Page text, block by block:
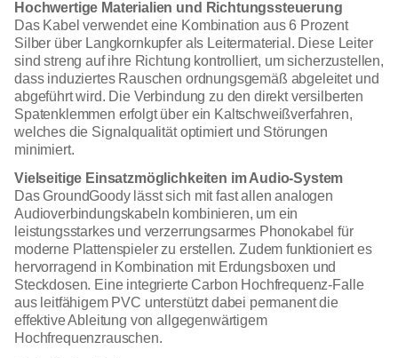
Hochwertige Materialien und Richtungssteuerung
Das Kabel verwendet eine Kombination aus 6 Prozent
Silber über Langkornkupfer als Leitermaterial. Diese Leiter
sind streng auf ihre Richtung kontrolliert, um sicherzustellen,
dass induziertes Rauschen ordnungsgemäß abgeleitet und
abgeführt wird. Die Verbindung zu den direkt versilberten
Spatenklemmen erfolgt über ein Kaltschweißverfahren,
welches die Signalqualität optimiert und Störungen
minimiert.
Vielseitige Einsatzmöglichkeiten im Audio-System
Das GroundGoody lässt sich mit fast allen analogen
Audioverbindungskabeln kombinieren, um ein
leistungsstarkes und verzerrungsarmes Phonokabel für
moderne Plattenspieler zu erstellen. Zudem funktioniert es
hervorragend in Kombination mit Erdungsboxen und
Steckdosen. Eine integrierte Carbon Hochfrequenz-Falle
aus leitfähigem PVC unterstützt dabei permanent die
effektive Ableitung von allgegenwärtigem
Hochfrequenzrauschen.